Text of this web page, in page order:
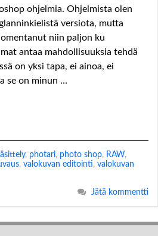
ohjelmia. Ohjelmista olen
versiota, mutta
niin paljon ku
antaa mahdollisuuksia tehdä
on yksi tapa, ei ainoa, ei
se on minun …
, photari, photo shop, RAW,
, valokuvan editointi, valokuvan
Jätä kommentti